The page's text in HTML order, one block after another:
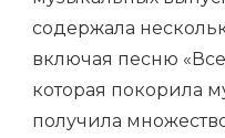
содержала
включая песню
которая покорила
получила